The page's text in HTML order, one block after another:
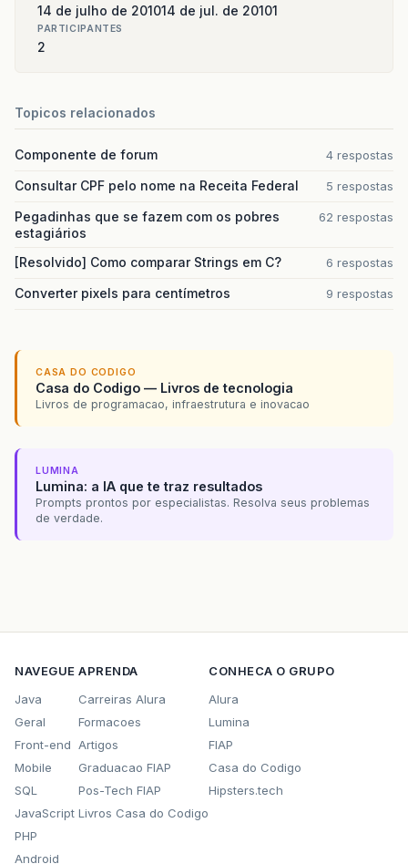
14 de julho de 201014 de jul. de 20101
PARTICIPANTES
2
Topicos relacionados
Componente de forum 4 respostas
Consultar CPF pelo nome na Receita Federal 5 respostas
Pegadinhas que se fazem com os pobres
estagiários
62 respostas
[Resolvido] Como comparar Strings em C? 6 respostas
Converter pixels para centímetros 9 respostas
CASA DO CODIGO
Casa do Codigo — Livros de tecnologia
Livros de programacao, infraestrutura e inovacao
LUMINA
Lumina: a IA que te traz resultados
Prompts prontos por especialistas. Resolva seus problemas
de verdade.
NAVEGUE
Java
Geral
Front-end
Mobile
SQL
JavaScript
PHP
Android
APRENDA
Carreiras Alura
Formacoes
Artigos
Graduacao FIAP
Pos-Tech FIAP
Livros Casa do Codigo
CONHECA O GRUPO
Alura
Lumina
FIAP
Casa do Codigo
Hipsters.tech